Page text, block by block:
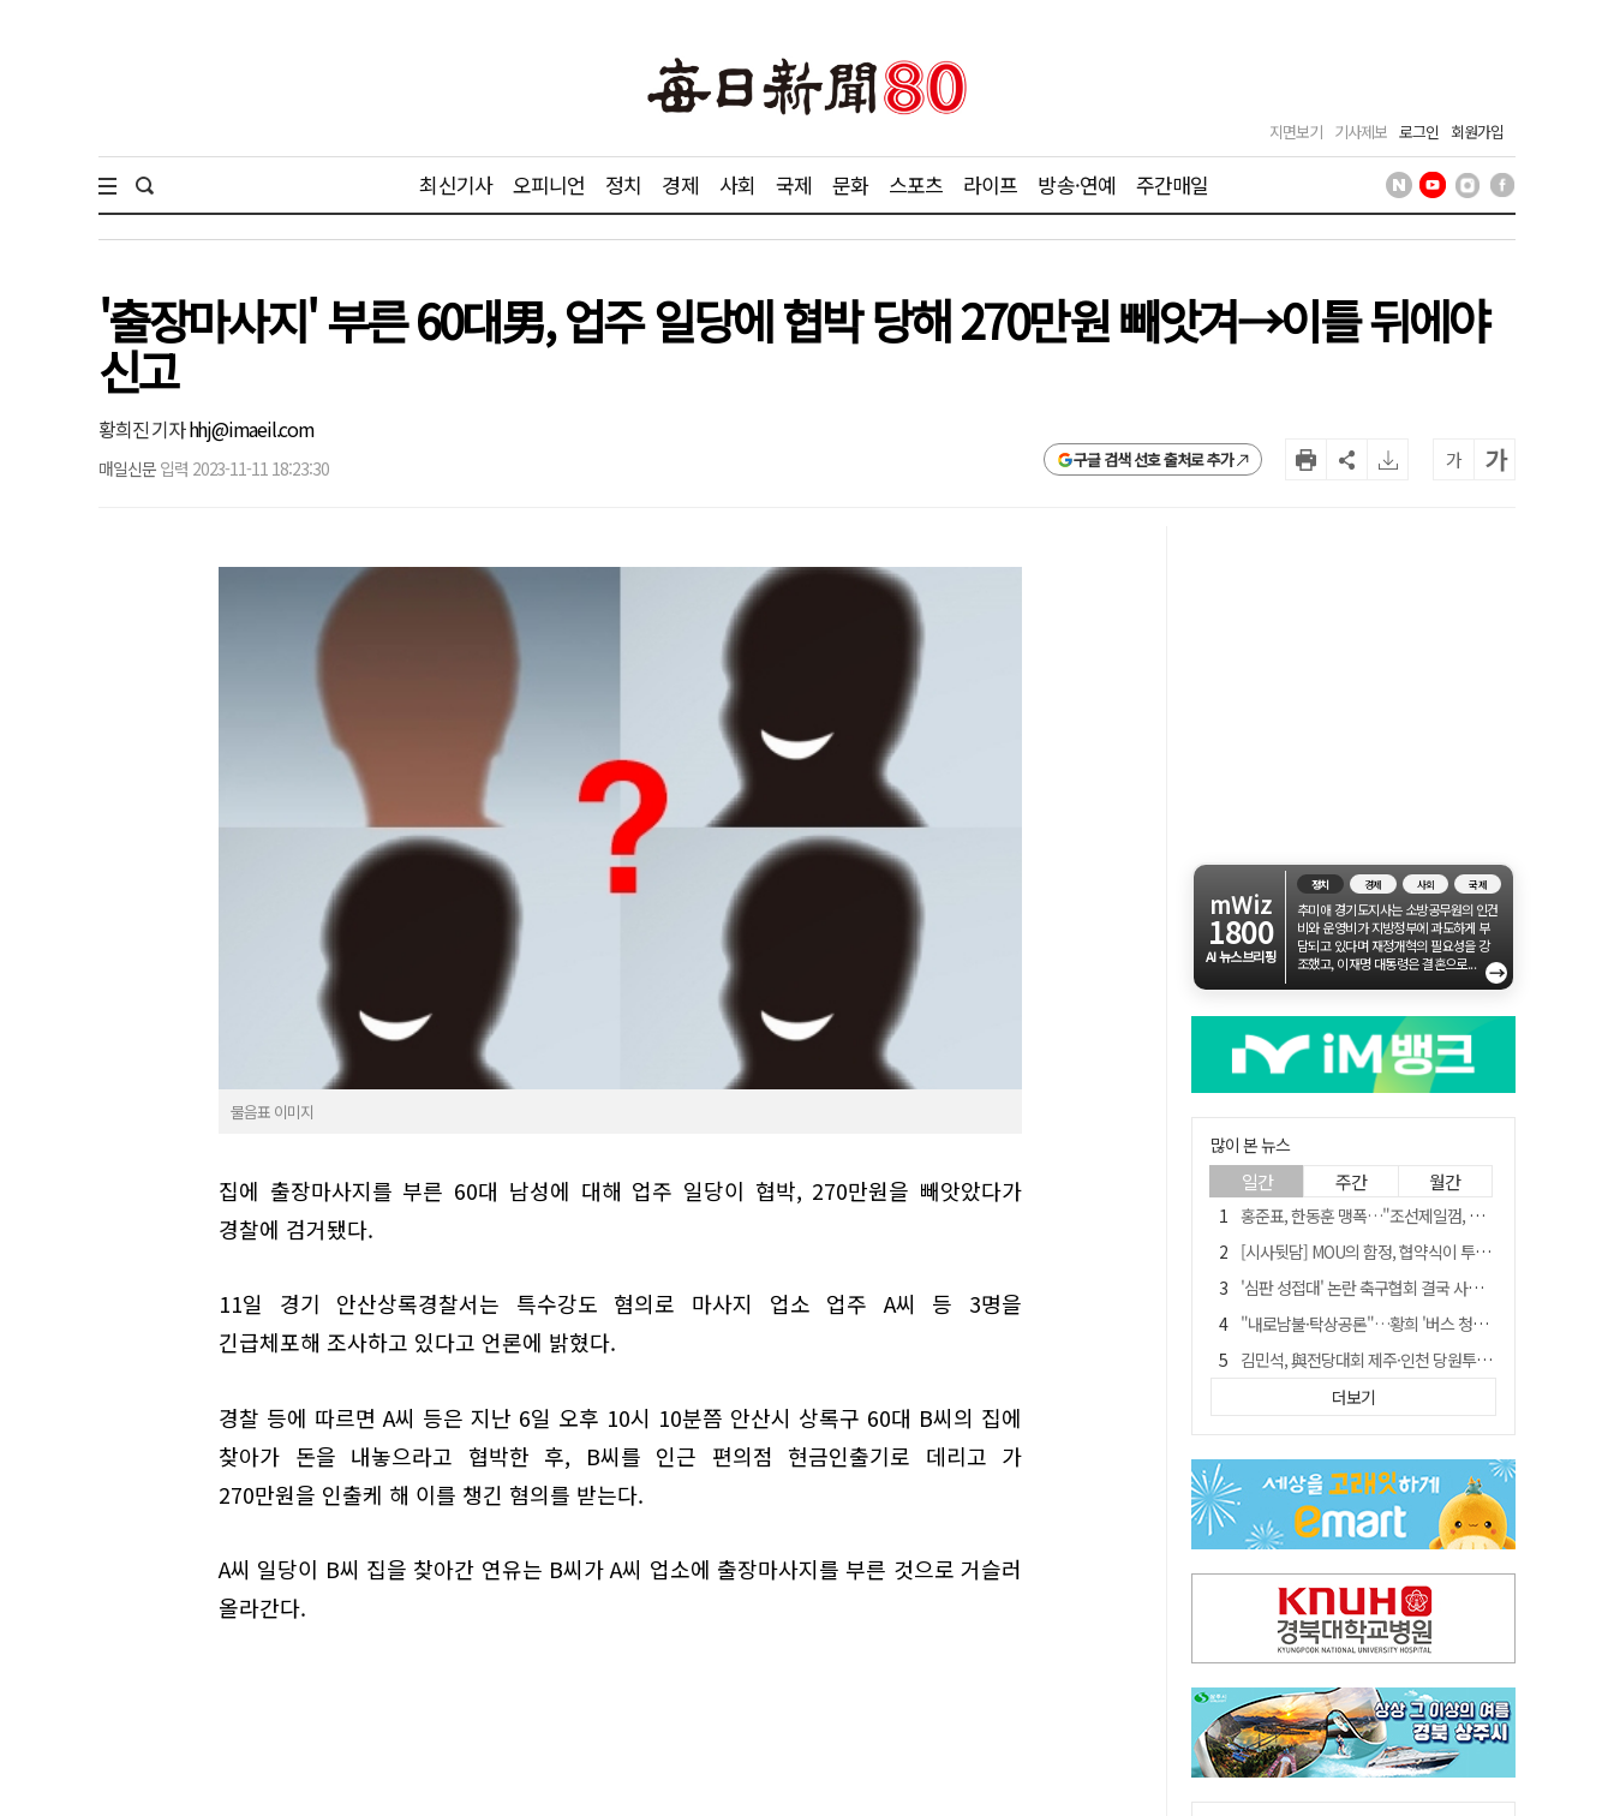
지면보기 기사제보 로그인 회원가입
최신기사 오피니언 정치 경제 사회 국제 문화 스포츠 라이프 방송·연예 주간매일
'출장마사지' 부른 60대男, 업주 일당에 협박 당해 270만원 빼앗겨→이틀 뒤에야
신고
황희진 기자hhj@imaeil.com
매일신문 입력 2023-11-11 18:23:30 구글 검색 선호 출처로 추가 가 가
물음표 이미지
집에 출장마사지를 부른 60대 남성에 대해 업주 일당이 협박, 270만원을 빼앗았다가
경찰에 검거됐다.
11일 경기 안산상록경찰서는 특수강도 혐의로 마사지 업소 업주 A씨 등 3명을
긴급체포해 조사하고 있다고 언론에 밝혔다.
경찰 등에 따르면 A씨 등은 지난 6일 오후 10시 10분쯤 안산시 상록구 60대 B씨의 집에
찾아가 돈을 내놓으라고 협박한 후, B씨를 인근 편의점 현금인출기로 데리고 가
270만원을 인출케 해 이를 챙긴 혐의를 받는다.
A씨 일당이 B씨 집을 찾아간 연유는 B씨가 A씨 업소에 출장마사지를 부른 것으로 거슬러
올라간다.
mWiz
1800
AI 뉴스브리핑
정치 경제 사회 국제
추미애 경기도지사는 소방공무원의 인건
비와 운영비가 지방정부에 과도하게 부
담되고 있다며 재정개혁의 필요성을 강
조했고, 이재명 대통령은 결혼으로...
→
많이 본 뉴스
일간 주간 월간
홍준표, 한동훈 맹폭…"조선제일껌, 권력에 살고 권력에 죽었다"
[시사뒷담] MOU의 함정, 협약식이 투자 확정은 아니긴 해
'심판 성접대' 논란 축구협회 결국 사과…"깊이 반성, 쇄신하겠다"
"내로남불·탁상공론"…황희 '버스 청년주택' 제안에 與 내부서도 쓴소리
김민석, 與전당대회 제주·인천 당원투표서 승리…누적 득표는 '초박빙'
"경로당 통장에 비밀번호가 적혀 있다"…전국 돌며 경로당 13곳 턴 30대 구속
휠체어 환자 발로 밀어 숨지게 한 70대 간병인…2심도 집행유예
"침대에 결박, 탈진"…평생 교회서 산 11세 남아, 병원 이송 끝 숨져
[금주의 이슈] 하늘의 외계인, 바다의 귀향자…영화 '호프'와 '오디세이'
더보기